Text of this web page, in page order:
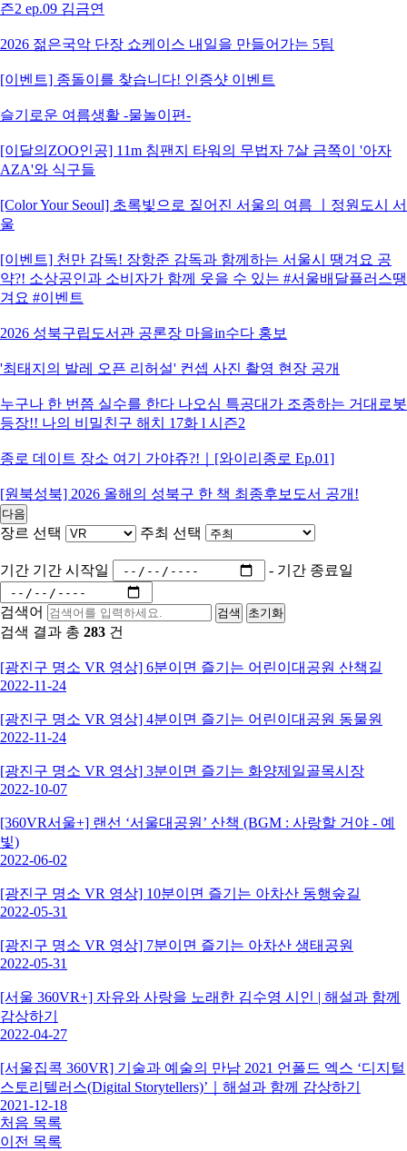
즌2 ep.09 김금연
2026 젊은국악 단장 쇼케이스 내일을 만들어가는 5팀
[이벤트] 종돌이를 찾습니다! 인증샷 이벤트
슬기로운 여름생활 -물놀이편-
[이달의ZOO인공] 11m 침팬지 타워의 무법자 7살 금쪽이 '아자
AZA'와 식구들
[Color Your Seoul] 초록빛으로 짙어진 서울의 여름 ㅣ정원도시 서
울
[이벤트] 천만 감독! 장항준 감독과 함께하는 서울시 땡겨요 공
약?! 소상공인과 소비자가 함께 웃을 수 있는 #서울배달플러스땡
겨요 #이벤트
2026 성북구립도서관 공론장 마을in수다 홍보
'최태지의 발레 오픈 리허설' 컨셉 사진 촬영 현장 공개
누구나 한 번쯤 실수를 한다 나오심 특공대가 조종하는 거대로봇
등장!! 나의 비밀친구 해치 17화 l 시즌2
종로 데이트 장소 여기 가야쥬?!｜[와이리종로 Ep.01]
[원북성북] 2026 올해의 성북구 한 책 최종후보도서 공개!
다음
장르 선택 주최 선택
기간 기간 시작일 - 기간 종료일
검색어 검색 초기화
검색 결과 총 283 건
[광진구 명소 VR 영상] 6분이면 즐기는 어린이대공원 산책길
2022-11-24
[광진구 명소 VR 영상] 4분이면 즐기는 어린이대공원 동물원
2022-11-24
[광진구 명소 VR 영상] 3분이면 즐기는 화양제일골목시장
2022-10-07
[360VR서울+] 랜선 ‘서울대공원’ 산책 (BGM : 사랑할 거야 - 예
빛)
2022-06-02
[광진구 명소 VR 영상] 10분이면 즐기는 아차산 동행숲길
2022-05-31
[광진구 명소 VR 영상] 7분이면 즐기는 아차산 생태공원
2022-05-31
[서울 360VR+] 자유와 사랑을 노래한 김수영 시인 | 해설과 함께
감상하기
2022-04-27
[서울집콕 360VR] 기술과 예술의 만남 2021 언폴드 엑스 ‘디지털
스토리텔러스(Digital Storytellers)’｜해설과 함께 감상하기
2021-12-18
처음 목록
이전 목록